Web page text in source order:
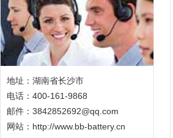
地址：湖南省长沙市
电话：400-161-9868
邮件：3842852692@qq.com
网站： http://www.bb-battery.cn